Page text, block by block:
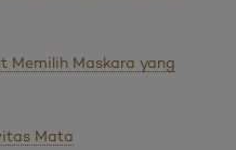
Memilih Maskara yang
Mata